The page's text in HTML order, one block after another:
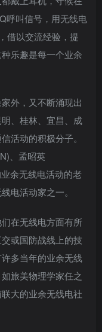
呼叫信号，用无线电
借以交流经验，提
乐趣是每一个业余
外，又不断涌现出
、桂林、宜昌、成
活动的积极分子。
、孟昭英
余无线电活动的老
电活动家之一。
在无线电方面有所
或国防战线上的技
多当年的业余无线
旅美物理学家任之
大的业余无线电社